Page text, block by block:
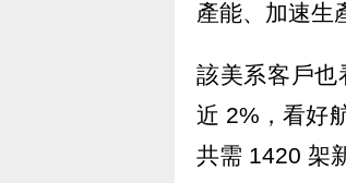
產能、加速生
該美系客戶也
近 2%，看好
共需 1420 架